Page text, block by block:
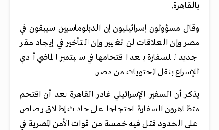
بالقاهرة.
وقال مسؤولون إسرائيليون إن الدبلوماسيين سيبقون في
مصر وإن العلاقات لن تغيير وإن التأخير في إيجاد مقر
جديد للسفارة بعد اقتحامها في سبتمبر الماضي أدي
للإسراع بنقل المحتويات من مصر.
يذكر أن السفير الإسرائيلي غادر القاهرة بعد أن اقتحم
متظاهرون السفارة احتجاجا على حادث إطلاق رصاص
على الحدود قتل فيه خمسة من قوات الأمن المصرية في